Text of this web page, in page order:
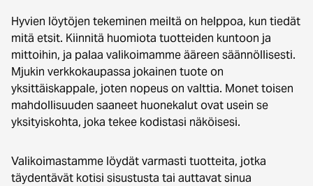
Hyvien löytöjen tekeminen meiltä on helppoa, kun tiedät
mitä etsit. Kiinnitä huomiota tuotteiden kuntoon ja
mittoihin, ja palaa valikoimamme ääreen säännöllisesti.
Mjukin verkkokaupassa jokainen tuote on
yksittäiskappale, joten nopeus on valttia. Monet toisen
mahdollisuuden saaneet huonekalut ovat usein se
yksityiskohta, joka tekee kodistasi näköisesi.
Valikoimastamme löydät varmasti tuotteita, jotka
täydentävät kotisi sisustusta tai auttavat sinua